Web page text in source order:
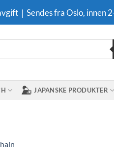
｜Sendes fra Oslo, innen
JAPANSKE PRODUKTER